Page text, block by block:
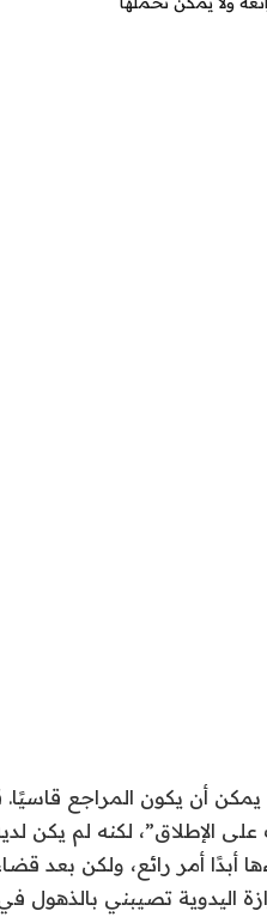
يمكن أن يكون المراجع
الإطلاق”، لكنه لم يكن
أبدًا أمر رائع، ولكن بعد
اليدوية تصيبني